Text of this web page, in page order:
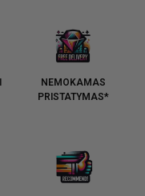
NEMOKAMAS
PRISTATYMAS*